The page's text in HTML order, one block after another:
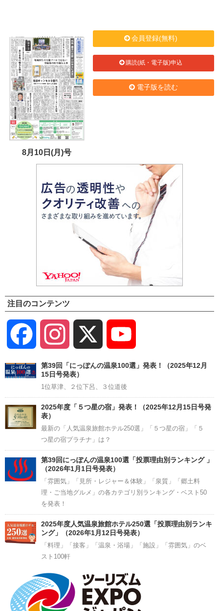
8月10日(月)号
会員登録(無料)
購読(紙・電子版)申込
電子版を読む
注目のコンテンツ
Facebook Instagram
Channel
第39回「にっぽんの温泉100選」発表！（2025年12月
15日号発表）
1位草津、２位下呂、３位道後
2025年度「５つ星の宿」発表！（2025年12月15日号発
表）
最新の「人気温泉旅館ホテル250選」「５つ星の宿」「５
つ星の宿プラチナ」は？
第39回にっぽんの温泉100選「投票理由別ランキング 」
（2026年1月1日号発表）
「雰囲気」「見所・レジャー＆体験」「泉質」「郷土料
理・ご当地グルメ」の各カテゴリ別ランキング・ベスト50
を発表！
2025年度人気温泉旅館ホテル250選「投票理由別ランキ
ング」（2026年1月12日号発表）
「料理」「接客」「温泉・浴場」「施設」「雰囲気」のベ
スト100軒